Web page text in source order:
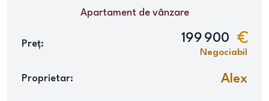
Apartamentde vânzare
Preț: 199 900
Negociabil
Proprietar: Alex